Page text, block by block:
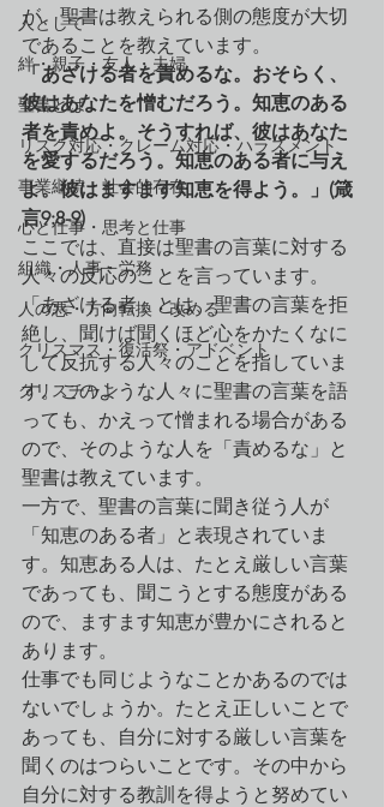
人として
絆・親子・友人・夫婦
聖書とは
リスク対応・クレーム対応・ハラスメント
事業継続・社会的存在
心と仕事・思考と仕事
組織・人事・労務
人の悪・方向転換・改める
クリスマス・復活祭・アドベント
クリスチャン
が、聖書は教えられる側の態度が大切
であることを教えています。
「あざける者を責めるな。おそらく、
彼はあなたを憎むだろう。知恵のある
者を責めよ。そうすれば、彼はあなた
を愛するだろう。知恵のある者に与え
よ。彼はますます知恵を得よう。」(箴
言9:8-9)
ここでは、直接は聖書の言葉に対する
人々の反応のことを言っています。
「あざける者」とは、聖書の言葉を拒
絶し、聞けば聞くほど心をかたくなに
して反抗する人々のことを指していま
す。このような人々に聖書の言葉を語
っても、かえって憎まれる場合がある
ので、そのような人を「責めるな」と
聖書は教えています。
一方で、聖書の言葉に聞き従う人が
「知恵のある者」と表現されていま
す。知恵ある人は、たとえ厳しい言葉
であっても、聞こうとする態度がある
ので、ますます知恵が豊かにされると
あります。
仕事でも同じようなことかあるのでは
ないでしょうか。たとえ正しいことで
あっても、自分に対する厳しい言葉を
聞くのはつらいことです。その中から
自分に対する教訓を得ようと努めてい